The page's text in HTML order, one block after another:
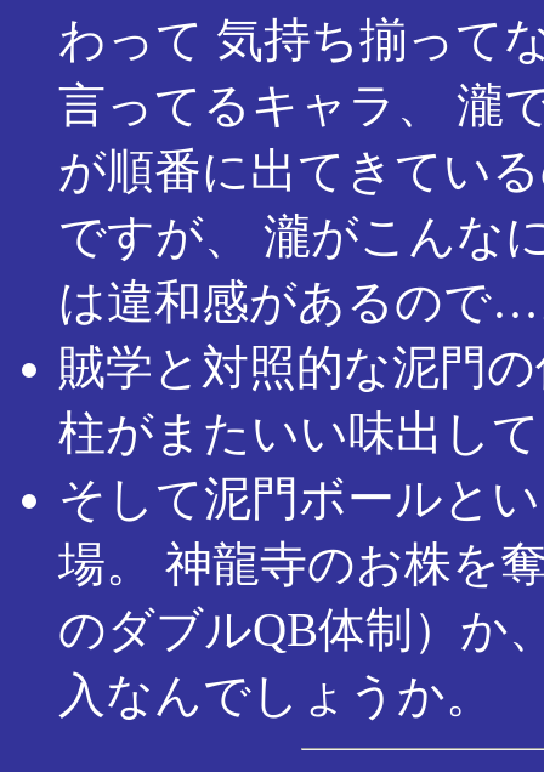
わって 気持ち揃って
言ってるキャラ、 瀧
が順番に出てきてい
ですが、 瀧がこんな
は違和感があるので
賊学と対照的な泥門
柱がまたいい味出し
そして泥門ボールと
場。 神龍寺のお株を
のダブルQB体制）か
入なんでしょうか。